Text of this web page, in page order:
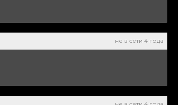
не в сети 4 года